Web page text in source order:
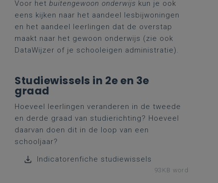
Voor het buitengewoon onderwijs kun je ook
eens kijken naar het aandeel lesbijwoningen
en het aandeel leerlingen dat de overstap
maakt naar het gewoon onderwijs (zie ook
DataWijzer of je schooleigen administratie).
Studiewissels in 2e en 3e
graad
Hoeveel leerlingen veranderen in de tweede
en derde graad van studierichting? Hoeveel
daarvan doen dit in de loop van een
schooljaar?
Indicatorenfiche studiewissels
93KB word